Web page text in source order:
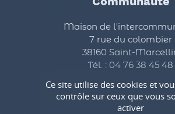
Communauté
Maison de
7 rue du colombier
38160 Saint-
Tél. : 04 76 38 45 48
Ce site utilise des cookies et
contrôle sur ceux que vous
activer